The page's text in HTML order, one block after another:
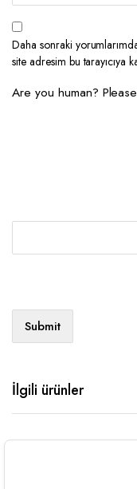
Daha sonraki
site adresim bu tarayıcıya
Are you human?
İlgili ürünler